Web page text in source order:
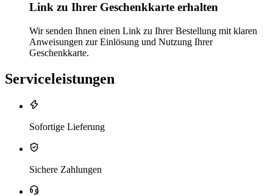
Link zu Ihrer Geschenkkarte erhalten
Wir senden Ihnen einen Link zu Ihrer Bestellung mit klaren
Anweisungen zur Einlösung und Nutzung Ihrer
Geschenkkarte.
Serviceleistungen
Sofortige Lieferung
Sichere Zahlungen